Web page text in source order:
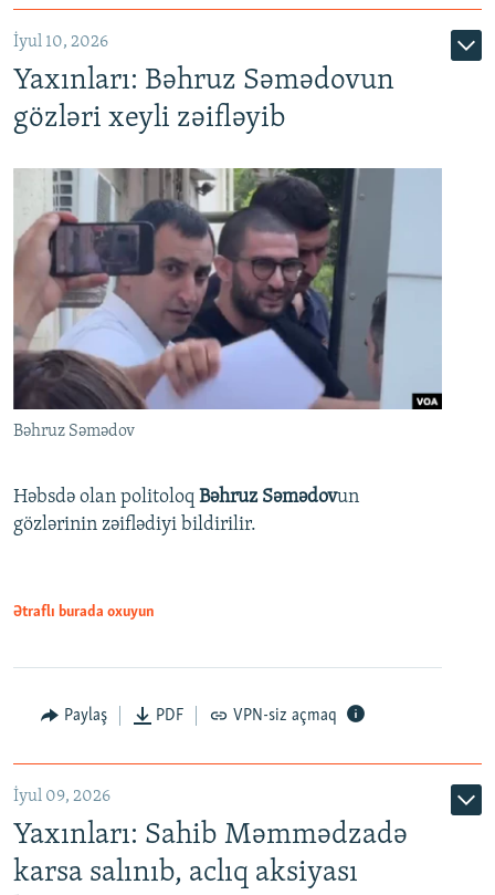
İyul 10, 2026
Yaxınları: Bəhruz Səmədovun
gözləri xeyli zəifləyib
Bəhruz Səmədov
Həbsdə olan politoloq Bəhruz Səmədovun
gözlərinin zəiflədiyi bildirilir.
Ətraflı burada oxuyun
Paylaş PDF VPN-siz açmaq
İyul 09, 2026
Yaxınları: Sahib Məmmədzadə
karsa salınıb, aclıq aksiyası